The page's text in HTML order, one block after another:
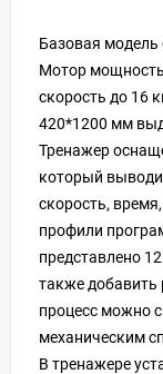
Базовая модель
Мотор
скорость до 16
420*1200 мм
Тренажер
который
скорость,
профили
представлено
также добавить
процесс можно
механическим
В тренажере